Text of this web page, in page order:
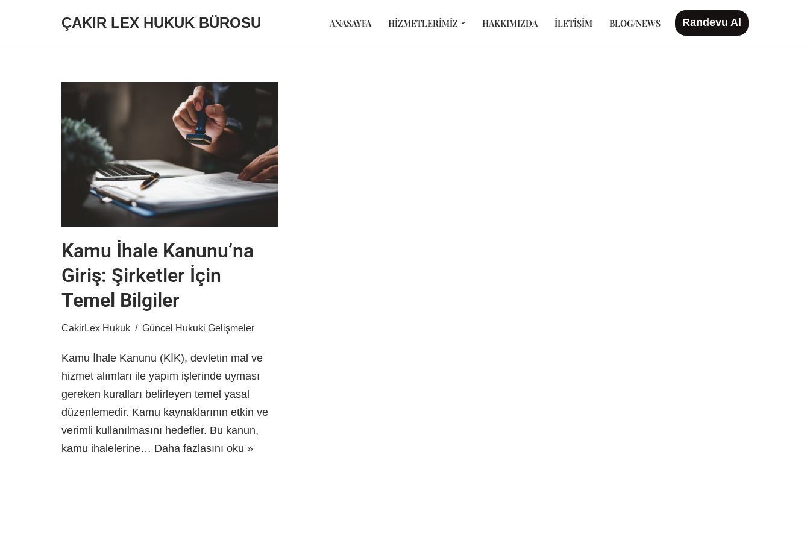
ÇAKIR LEX HUKUK BÜROSU ANASAYFA HIZMETLERIMIZ HAKKIMIZDA İLETIŞIM BLOG/NEWS Randevu Al
Kamu İhale Kanunu’na
Giriş: Şirketler İçin
Temel Bilgiler
CakirLex Hukuk Güncel Hukuki Gelişmeler
Kamu İhale Kanunu (KİK), devletin mal ve
hizmet alımları ile yapım işlerinde uyması
gereken kuralları belirleyen temel yasal
düzenlemedir. Kamu kaynaklarının etkin ve
verimli kullanılmasını hedefler. Bu kanun,
kamu ihalelerine… Daha fazlasını oku »